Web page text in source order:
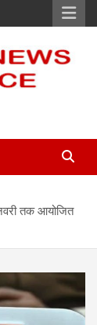
तक आयोजित